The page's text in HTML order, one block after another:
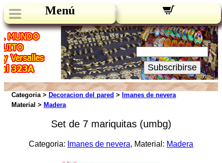
Menú
Novedades:
Su Email:
Subscribirse
Categoria > Decoracion del pared > Imanes de nevera
Material > Madera
Set de 7 mariquitas (umbg)
Categoria: Imanes de nevera, Material: Madera